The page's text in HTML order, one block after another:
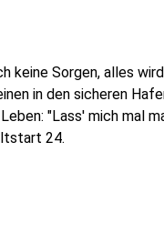
keine Sorgen, alles
in den sicheren
"Lass' mich mal
24.